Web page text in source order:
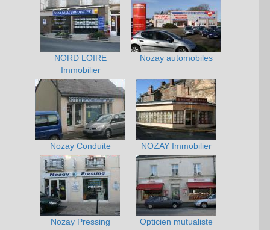
NORD LOIRE
Immobilier
Nozay automobiles
Nozay Conduite NOZAY Immobilier
Nozay Pressing Opticien mutualiste